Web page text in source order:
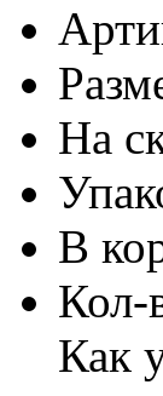
На
В
Кол-
Как